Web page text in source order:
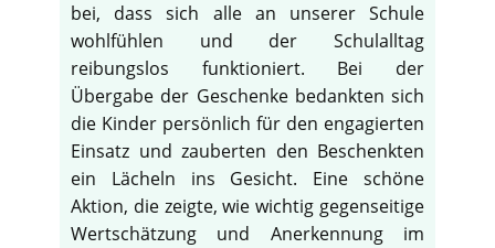
bei, dass sich alle an unserer Schule
wohlfühlen und der Schulalltag
reibungslos funktioniert. Bei der
Übergabe der Geschenke bedankten sich
die Kinder persönlich für den engagierten
Einsatz und zauberten den Beschenkten
ein Lächeln ins Gesicht. Eine schöne
Aktion, die zeigte, wie wichtig gegenseitige
Wertschätzung und Anerkennung im